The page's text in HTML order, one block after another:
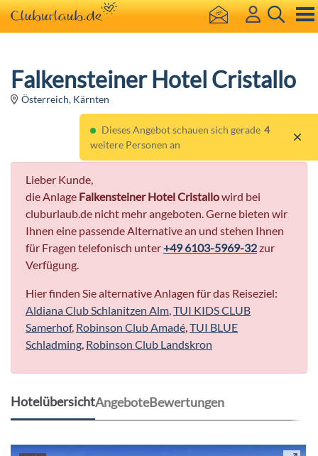
Falkensteiner Hotel Cristallo
Österreich, Kärnten
Lieber Kunde,
die Anlage Falkensteiner Hotel Cristallowird bei
cluburlaub.de nicht mehr angeboten. Gerne bieten wir
Ihnen eine passende Alternative an und stehen Ihnen
für Fragen telefonisch unter+49 6103-5969-32zur
Verfügung.
Hier finden Sie alternative Anlagen für das Reiseziel:
Aldiana Club Schlanitzen Alm,TUI KIDS CLUB
Samerhof, Robinson Club Amadé,TUI BLUE
Schladming, Robinson Club Landskron
HotelübersichtAngeboteBewertungen
Dieses Angebot schauen sich gerade 4
weitere Personen an